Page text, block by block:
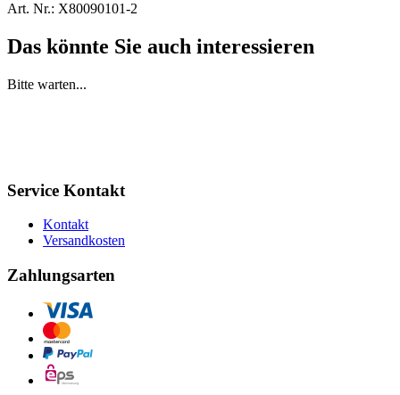
Art. Nr.: X80090101-2
Das könnte Sie auch interessieren
Bitte warten...
Service Kontakt
Kontakt
Versandkosten
Zahlungsarten